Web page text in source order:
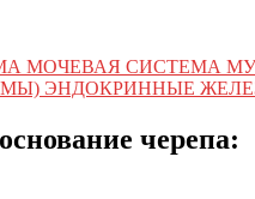
МОЧЕВАЯ СИСТЕМА
ЭНДОКРИННЫЕ
черепа: